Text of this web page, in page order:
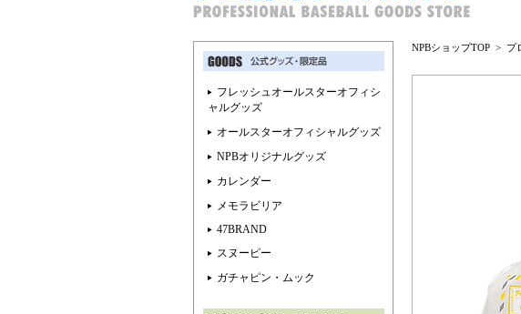
NPBショップTOP > プ
フレッシュオールスターオフィシ
ャルグッズ
オールスターオフィシャルグッズ
NPBオリジナルグッズ
カレンダー
メモラビリア
47BRAND
スヌーピー
ガチャピン・ムック